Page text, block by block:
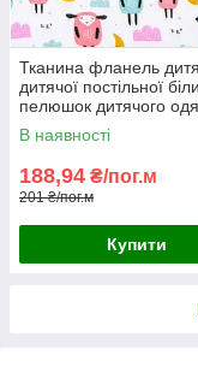
Тканина фланель
дитячої постільної
пелюшок дитячого
овечки баранчики
В наявності
188,94 ₴/пог.м
201 ₴/пог.м
Купити